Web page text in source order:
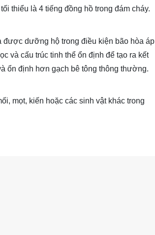
thiểu là 4 tiếng đồng hồ trong đám cháy.
được dưỡng hộ trong điều kiện bão hòa áp
và cấu trúc tinh thể ổn định để tạo ra kết
ổn định hơn gạch bê tông thông thường.
mọt, kiến hoặc các sinh vật khác trong